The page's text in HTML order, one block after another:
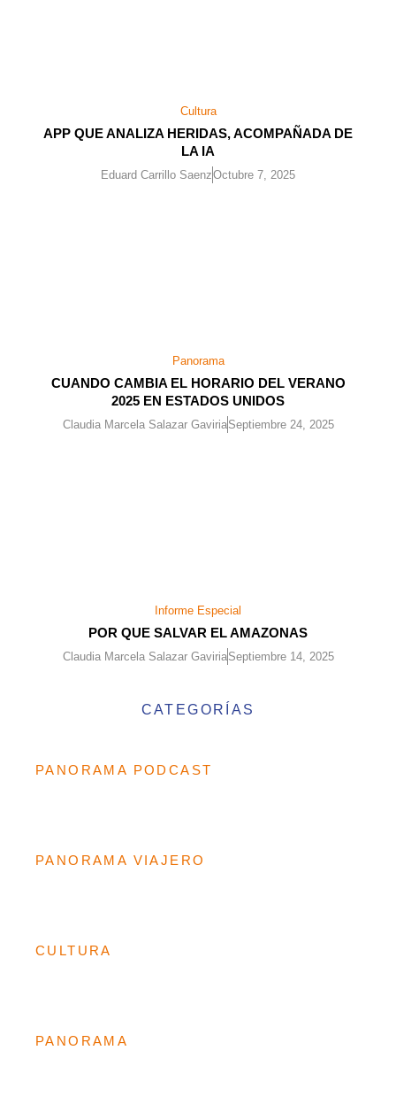
Cultura
APP QUE ANALIZA HERIDAS, ACOMPAÑADA DE
LA IA
Eduard Carrillo SaenzOctubre 7, 2025
Panorama
CUANDO CAMBIA EL HORARIO DEL VERANO
2025 EN ESTADOS UNIDOS
Claudia Marcela Salazar GaviriaSeptiembre 24, 2025
Informe Especial
POR QUE SALVAR EL AMAZONAS
Claudia Marcela Salazar GaviriaSeptiembre 14, 2025
CATEGORÍAS
PANORAMA PODCAST
PANORAMA VIAJERO
CULTURA
PANORAMA